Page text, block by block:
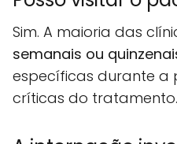
Sim. A maioria das
semanais ou
específicas durante a
críticas do tratamento.